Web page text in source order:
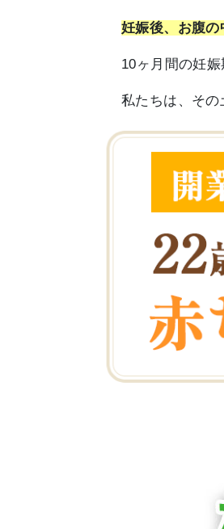
妊娠後、お腹の
10ヶ月間の妊
私たちは、その